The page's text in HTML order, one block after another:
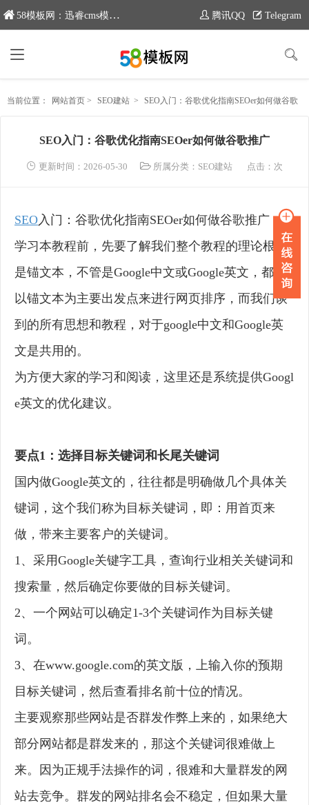
58模板网：迅睿cms模板专业分享平台，新域名：www.moban58.com 腾讯QQ Telegram
当前位置： 网站首页 > SEO建站 > SEO入门：谷歌优化指南SEOer如何做谷歌推广
SEO入门：谷歌优化指南SEOer如何做谷歌推广
更新时间：2026-05-30 所属分类： SEO建站 点击： 次
SEO入门：谷歌优化指南SEOer如何做谷歌推广
学习本教程前，先要了解我们整个教程的理论根基
是锚文本，不管是Google中文或Google英文，都是
以锚文本为主要出发点来进行网页排序，而我们谈
到的所有思想和教程，对于google中文和Google英
文是共用的。
为方便大家的学习和阅读，这里还是系统提供Googl
e英文的优化建议。
要点1：选择目标关键词和长尾关键词
国内做Google英文的，往往都是明确做几个具体关
键词，这个我们称为目标关键词，即：用首页来
做，带来主要客户的关键词。
1、采用Google关键字工具，查询行业相关关键词和
搜索量，然后确定你要做的目标关键词。
2、一个网站可以确定1-3个关键词作为目标关键
词。
3、在www.google.com的英文版，上输入你的预期
目标关键词，然后查看排名前十位的情况。
主要观察那些网站是否群发作弊上来的，如果绝大
部分网站都是群发来的，那这个关键词很难做上
来。因为正规手法操作的词，很难和大量群发的网
站去竞争。群发的网站排名会不稳定，但如果大量